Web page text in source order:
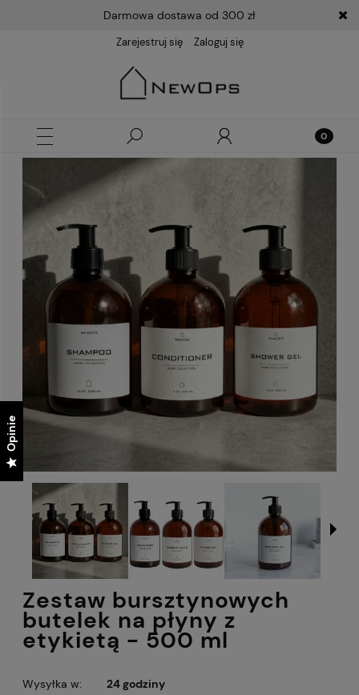
Darmowa dostawa od 300 zł
Zarejestruj się Zaloguj się
Zestaw bursztynowych
butelek na płyny z
etykietą - 500 ml
Wysyłka w:
24 godziny
Opinie
Opinie